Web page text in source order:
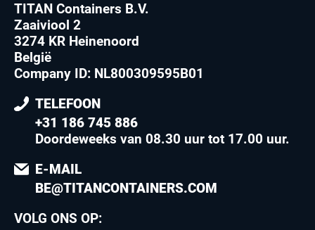
TITAN Containers B.V.
Zaaiviool 2
3274 KR Heinenoord
België
Company ID: NL800309595B01
TELEFOON
+31 186 745 886
Doordeweeks van 08.30 uur tot 17.00 uur.
E-MAIL
BE@TITANCONTAINERS.COM
VOLG ONS OP: